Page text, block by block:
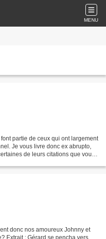
MENU
partie de ceux qui ont largement
Je vous livre donc ex abrupto,
de leurs citations que vous
donc nos amoureux Johnny et
Extrait : Gérard se pencha vers